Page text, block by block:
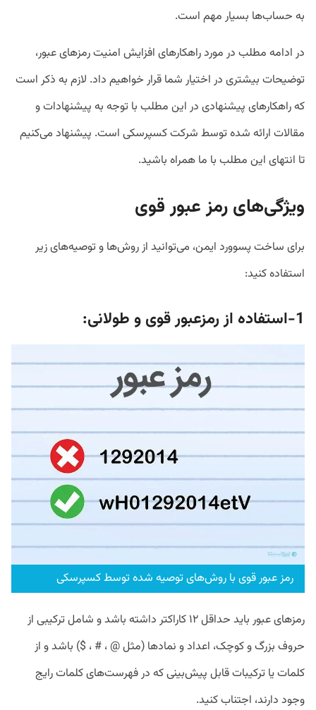
به حساب‌ها بسیار مهم است.
در ادامه مطلب در مورد راهکارهای افزایش امنیت رمزهای عبور،
توضیحات بیشتری در اختیار شما قرار خواهیم داد. لازم به ذکر است
که راهکارهای پیشنهادی در این مطلب با توجه به پیشنهادات و
مقالات ارائه شده توسط شرکت کسپرسکی است. پیشنهاد می‌کنیم
تا انتهای این مطلب با ما همراه باشید.
ویژگی‌های رمز عبور قوی
برای ساخت پسوورد ایمن، می‌توانید از روش‌ها و توصیه‌های زیر
استفاده کنید:
1-استفاده از رمزعبور قوی و طولانی:
رمز عبور قوی با روش‌های توصیه شده توسط کسپرسکی
رمزهای عبور باید حداقل ۱۲ کاراکتر داشته باشد و شامل ترکیبی از
حروف بزرگ و کوچک، اعداد و نمادها (مثل @ ، # ، $) باشد و از
کلمات یا ترکیبات قابل پیش‌بینی که در فهرست‌های کلمات رایج
وجود دارند، اجتناب کنید.